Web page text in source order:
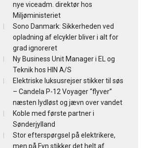
nye viceadm. direktør hos
Miljøministeriet
Sono Danmark: Sikkerheden ved
opladning af elcykler bliver i alt for
grad ignoreret
Ny Business Unit Manager i EL og
Teknik hos HIN A/S
Elektriske luksusrejser stikker til søs
– Candela P-12 Voyager “flyver”
næsten lydløst og jævn over vandet
Koble med første partner i
Sønderjylland
Stor efterspørgsel på elektrikere,
men på Fyn stikker det helt af